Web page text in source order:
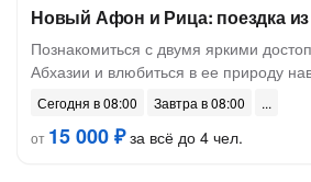
Новый Афон и Рица: поездка
Познакомиться с двумя яркими
Абхазии и влюбиться в ее природу
Сегодня в 08:00
Завтра в 08:00
от 15 000 ₽за всё до 4 чел.